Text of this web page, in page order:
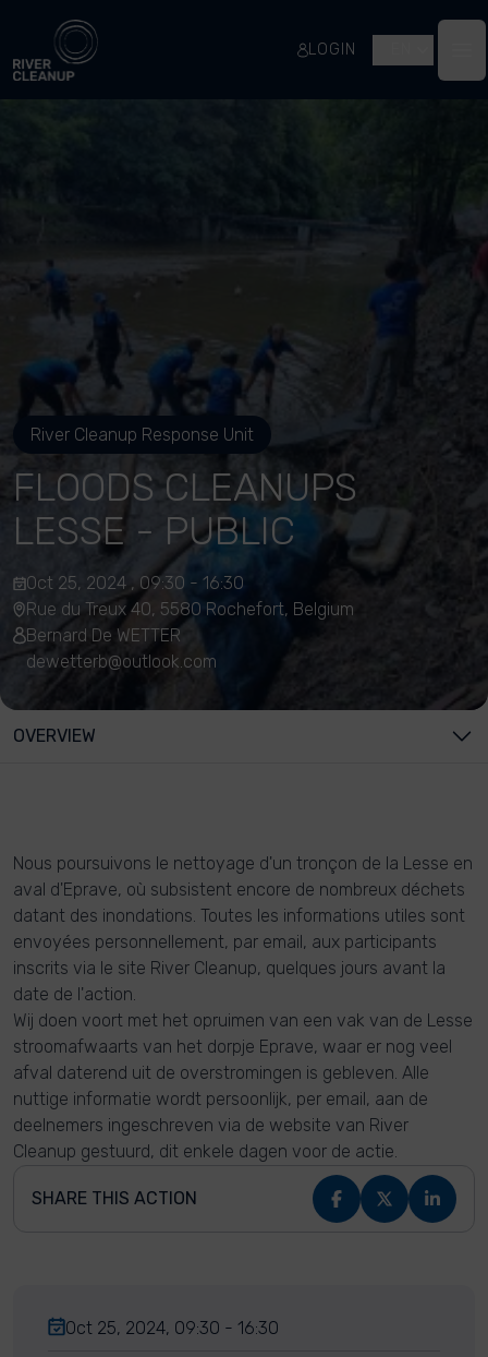
River Cleanup
LOGIN
River Cleanup Response Unit
FLOODS CLEANUPS
LESSE - PUBLIC
Oct 25, 2024 , 09:30 - 16:30
Rue du Treux 40, 5580 Rochefort, Belgium
Bernard De WETTER
dewetterb@outlook.com
OVERVIEW
Nous poursuivons le nettoyage d'un tronçon de la Lesse en
aval d'Eprave, où subsistent encore de nombreux déchets
datant des inondations. Toutes les informations utiles sont
envoyées personnellement, par email, aux participants
inscrits via le site River Cleanup, quelques jours avant la
date de l'action.
Wij doen voort met het opruimen van een vak van de Lesse
stroomafwaarts van het dorpje Eprave, waar er nog veel
afval daterend uit de overstromingen is gebleven. Alle
nuttige informatie wordt persoonlijk, per email, aan de
deelnemers ingeschreven via de website van River
Cleanup gestuurd, dit enkele dagen voor de actie.
SHARE THIS ACTION
Oct 25, 2024, 09:30 - 16:30